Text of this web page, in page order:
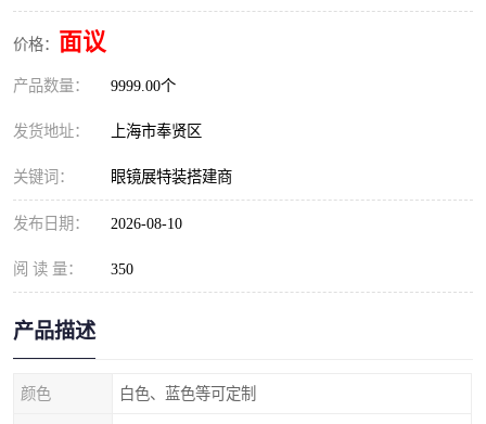
价格： 面议
产品数量： 9999.00个
发货地址： 上海市奉贤区
关键词： 眼镜展特装搭建商
发布日期： 2026-08-10
阅 读 量： 350
产品描述
颜色 白色、蓝色等可定制